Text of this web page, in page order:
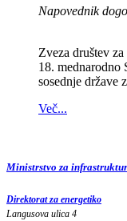
Napovednik
Zveza društev
18.
sosednje
Več...
Ministrstvo za
Direktorat za energetiko
Langusova ulica 4